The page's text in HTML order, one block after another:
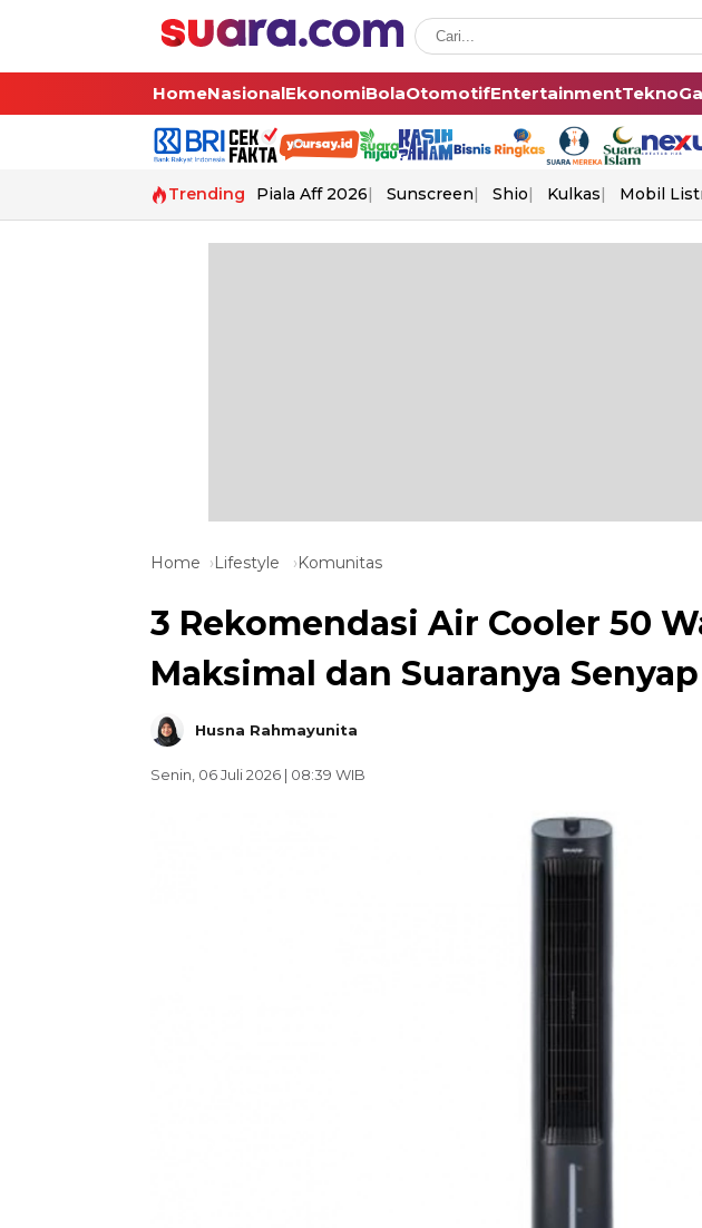
HomeNasionalEkonomiBolaOtomotifEntertainmentTekno
Trending Piala Aff 2026 Sunscreen Shio Kulkas Mobil
Home Lifestyle Komunitas
3 Rekomendasi Air Cooler 50
Maksimal dan Suaranya Senyap
Husna Rahmayunita
Senin, 06 Juli 2026 | 08:39 WIB